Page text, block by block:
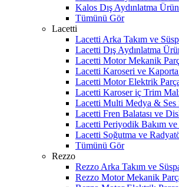
Kalos Dış Aydınlatma
Tümünü Gör
Lacetti
Lacetti Arka Takım ve
Lacetti Dış Aydınlatma
Lacetti Motor Mekanik
Lacetti Karoseri ve
Lacetti Motor Elektrik
Lacetti Karoser iç Trim
Lacetti Multi Medya & Ses
Lacetti Fren Balatası ve
Lacetti Periyodik Bakım
Lacetti Soğutma ve
Tümünü Gör
Rezzo
Rezzo Arka Takım ve
Rezzo Motor Mekanik